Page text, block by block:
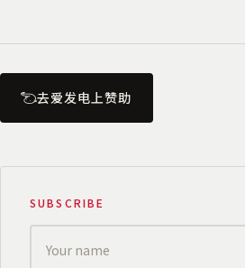
去爱发电上赞助
SUBSCRIBE